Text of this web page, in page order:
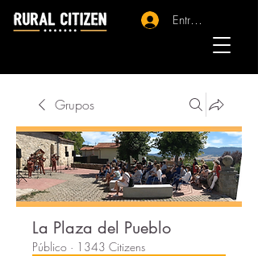
Entrar - Registro
Grupos
La Plaza del Pueblo
Público · 1343 Citizens